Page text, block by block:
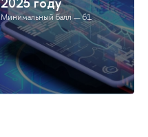
Минимальный балл — 61